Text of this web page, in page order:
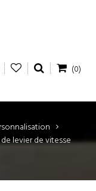
(0)
levier de vitesse